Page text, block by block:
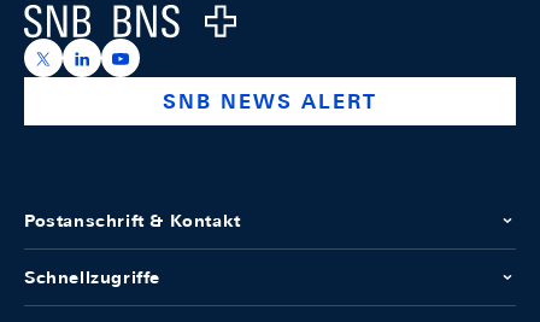
Logo
https://x.com/snb_bns
https://ch.linkedin.com/company/swiss-national-
https://www.youtube.com/@swissnationalbank
SNB NEWS ALERT
Postanschrift & Kontakt
Schnellzugriffe